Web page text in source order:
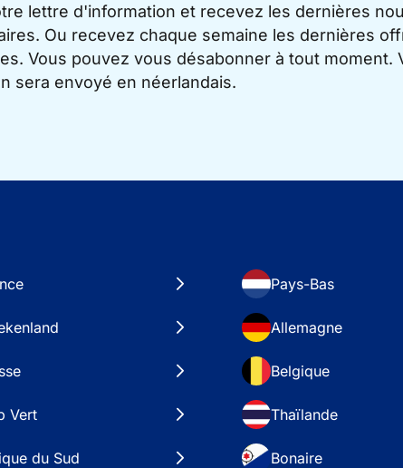
lettre d'information et recevez les dernières
Ou recevez chaque semaine les dernières
Vous pouvez vous désabonner à tout moment.
sera envoyé en néerlandais.
Pays-Bas
Allemagne
Belgique
Vert Thaïlande
du Sud Bonaire